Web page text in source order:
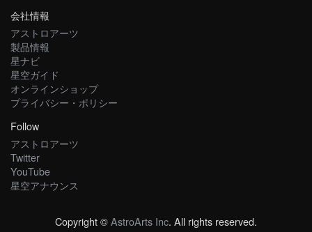
会社情報
アストロアーツ
製品情報
星ナビ
星空ガイド
オンラインショップ
プライバシー・ポリシー
Follow
アストロアーツ
Twitter
YouTube
星空アナウンス
Copyright ©AstroArts Inc. All rights reserved.